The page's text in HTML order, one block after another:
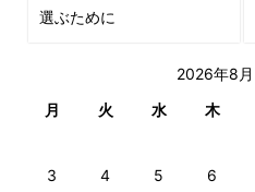
選ぶために
2026年8月
月
火 水 木
3
4 5 6